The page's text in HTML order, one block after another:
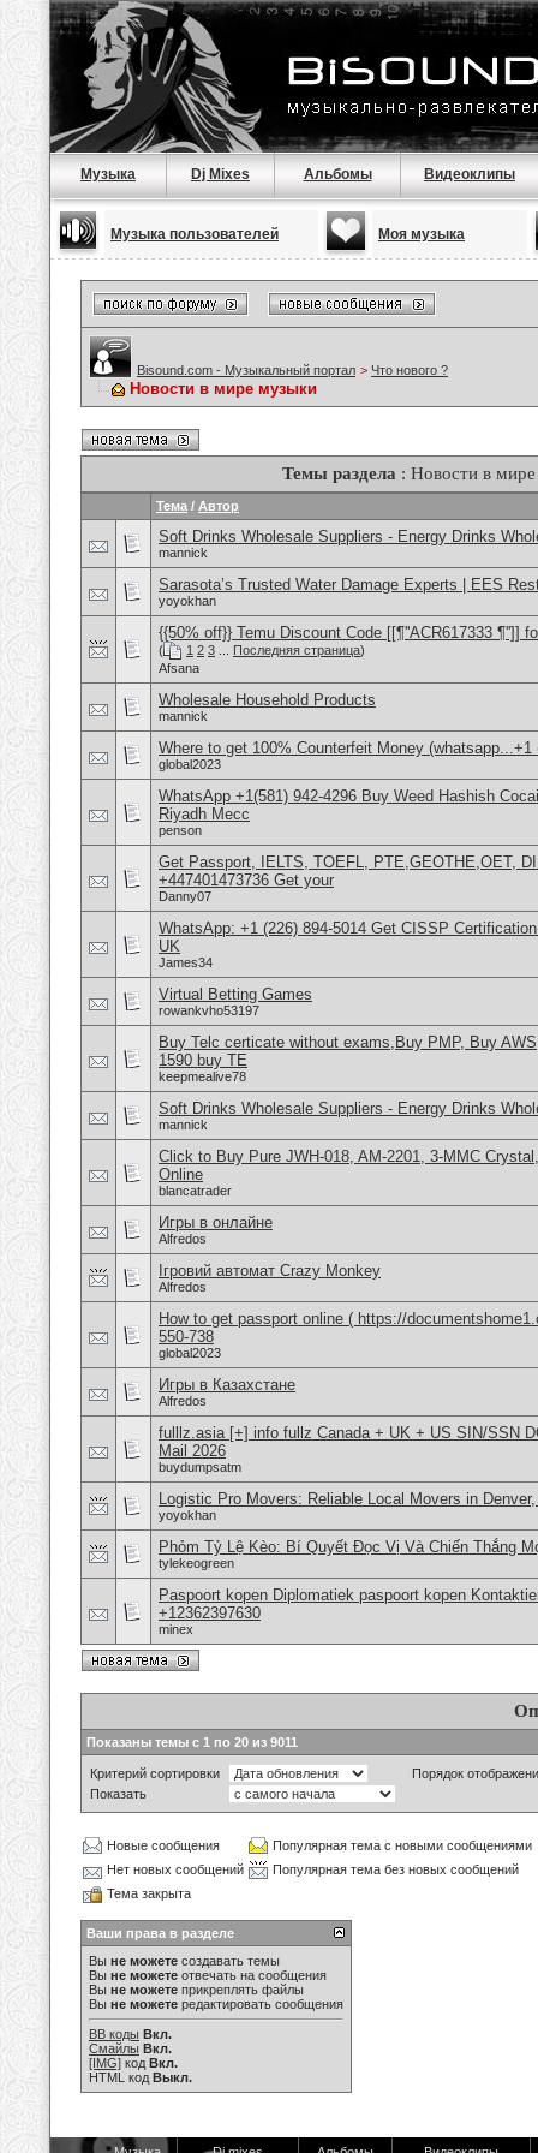
Музыка Dj Mixes Альбомы Видеоклипы
Музыка пользователей Моя музыка
Bisound.com - Музыкальный портал > Что нового ?
Новости в мире музыки
Темы раздела : Новости в
Тема / Автор
Soft Drinks Wholesale Suppliers - Energy Drinks
mannick
Sarasota’s Trusted Water Damage Experts | EES
yoyokhan
{{50% off}} Temu Discount Code [[¶''ACR617333 ¶'']]
( 1 2 3 Последняя страница)
Afsana
Wholesale Household Products
mannick
Where to get 100% Counterfeit Money (whatsapp...+1
global2023
WhatsApp +1(581) 942-4296 Buy Weed Hashish
Riyadh Mecc
penson
Get Passport, IELTS, TOEFL, PTE,GEOTHE,OET,
+447401473736 Get your
Danny07
WhatsApp: +1 (226) 894-5014​ Get CISSP
UK
James34
Virtual Betting Games
rowankvho53197
Buy Telc certicate without exams,Buy PMP, Buy
1590 buy TE
keepmealive78
Soft Drinks Wholesale Suppliers - Energy Drinks
mannick
Click to Buy Pure JWH-018, AM-2201, 3-MMC
Online
blancatrader
Игры в онлайне
Alfredos
Ігровий автомат Crazy Monkey
Alfredos
How to get passport online ( https://
550-738
global2023
Игры в Казахстане
Alfredos
fulllz.asia [+] info fullz Canada + UK + US SIN/SSN
Mail 2026
buydumpsatm
Logistic Pro Movers: Reliable Local Movers in
yoyokhan
Phỏm Tỷ Lệ Kèo: Bí Quyết Đọc Vị Và Chiến Thắng
tylekeogreen
Paspoort kopen Diplomatiek paspoort kopen
+12362397630
minex
Показаны темы с 1 по 20 из 9011
Критерий сортировки
Порядок
Показать
Новые сообщения
Популярная тема с новыми сообщениями
Нет новых сообщений
Популярная тема без новых сообщений
Тема закрыта
Ваши права в разделе
Вы не можете создавать темы
Вы не можете отвечать на сообщения
Вы не можете прикреплять файлы
Вы не можете редактировать сообщения
BB коды Вкл.
Смайлы Вкл.
[IMG] код Вкл.
HTML код Выкл.